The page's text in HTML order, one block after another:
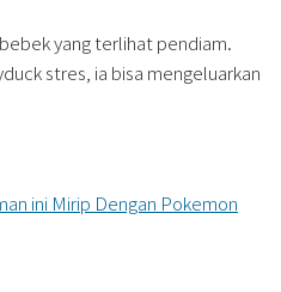
yang terlihat pendiam.
stres, ia bisa mengeluarkan
ini Mirip Dengan Pokemon